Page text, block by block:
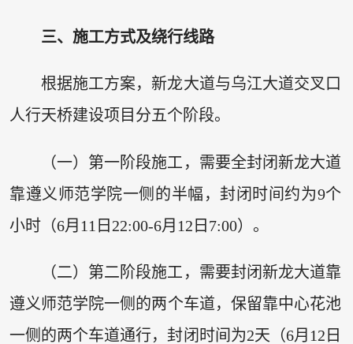
三、施工方式及绕行线路
根据施工方案，新龙大道与乌江大道交叉口
人行天桥建设项目分五个阶段。
（一）第一阶段施工，需要全封闭新龙大道
靠遵义师范学院一侧的半幅，封闭时间约为9个
小时（6月11日22:00-6月12日7:00）。
（二）第二阶段施工，需要封闭新龙大道靠
遵义师范学院一侧的两个车道，保留靠中心花池
一侧的两个车道通行，封闭时间为2天（6月12日